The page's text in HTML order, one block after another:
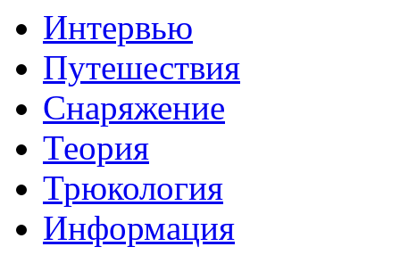
Интервью
Путешествия
Снаряжение
Теория
Трюкология
Информация